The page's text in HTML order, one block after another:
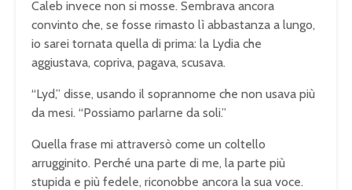
Caleb invece non si mosse. Sembrava ancora
convinto che, se fosse rimasto lì abbastanza a lungo,
io sarei tornata quella di prima: la Lydia che
aggiustava, copriva, pagava, scusava.
“Lyd,” disse, usando il soprannome che non usava più
da mesi. “Possiamo parlarne da soli.”
Quella frase mi attraversò come un coltello
arrugginito. Perché una parte di me, la parte più
stupida e più fedele, riconobbe ancora la sua voce.